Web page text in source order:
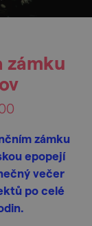
zámku
zámku
epopejí
večer
po celé